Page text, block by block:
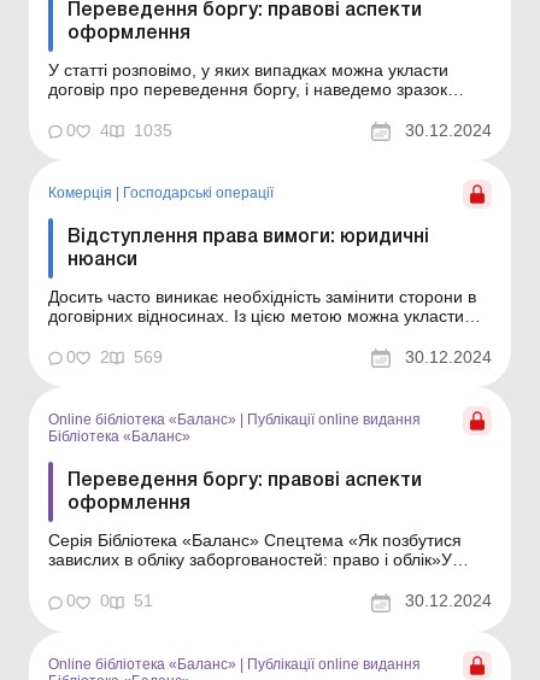
Переведення боргу: правові аспекти
оформлення
У статті розповімо, у яких випадках можна укласти
договір про переведення боргу, і наведемо зразок
можна укласти договір про переведення боргу, і
наведемо зразок такого договору. Суть договору
0 4 1035 30.12.2024
Комерція Господарські операції
Відступлення права вимоги: юридичні
нюанси
Досить часто виникає необхідність замінити сторони в
договірних відносинах. Із цією метою можна укласти
варіанті один кредитор замінюється іншим, а боржник
залишається колишнім. Про особливості оформлення
0 2 569 30.12.2024
Online бібліотека «Баланс»
Публікації online видання
Бібліотека «Баланс»
Переведення боргу: правові аспекти
оформлення
Серія Бібліотека «Баланс» Спецтема «Як позбутися
завислих в обліку заборгованостей: право і облік»У
договір про переведення боргу, і наведемо зразок
0 0 51 30.12.2024
Online бібліотека «Баланс» | Публікації online видання